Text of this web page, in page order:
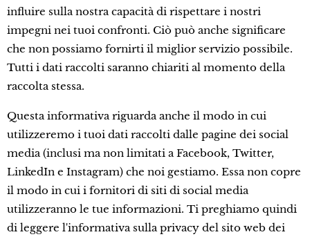
influire sulla nostra capacità di rispettare i nostri
impegni nei tuoi confronti. Ciò può anche significare
che non possiamo fornirti il miglior servizio possibile.
Tutti i dati raccolti saranno chiariti al momento della
raccolta stessa.
Questa informativa riguarda anche il modo in cui
utilizzeremo i tuoi dati raccolti dalle pagine dei social
media (inclusi ma non limitati a Facebook, Twitter,
LinkedIn e Instagram) che noi gestiamo. Essa non copre
il modo in cui i fornitori di siti di social media
utilizzeranno le tue informazioni. Ti preghiamo quindi
di leggere l'informativa sulla privacy del sito web dei